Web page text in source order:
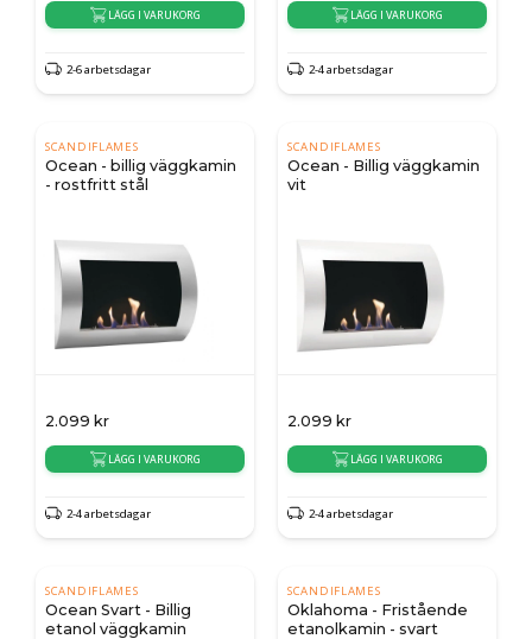
LÄGG I VARUKORG
2-6 arbetsdagar
LÄGG I VARUKORG
2-4 arbetsdagar
SCANDIFLAMES
Ocean - billig väggkamin
- rostfritt stål
2.099 kr
LÄGG I VARUKORG
2-4 arbetsdagar
SCANDIFLAMES
Ocean - Billig väggkamin
vit
2.099 kr
LÄGG I VARUKORG
2-4 arbetsdagar
SCANDIFLAMES
Ocean Svart - Billig
etanol väggkamin
SCANDIFLAMES
Oklahoma - Fristående
etanolkamin - svart